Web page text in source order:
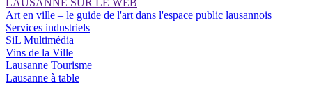
LAUSANNE SUR LE WEB
Art en ville – le guide de l'art dans l'espace public lausannois
Services industriels
SiL Multimédia
Vins de la Ville
Lausanne Tourisme
Lausanne à table